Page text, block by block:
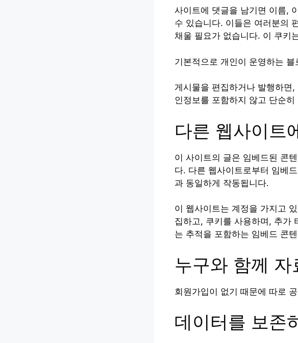
사이트에 댓글을 남기면 이름,
수 있습니다. 이들은 여러분의
채울 필요가 없습니다. 이 쿠키
기본적으로 개인이 운영하는
게시물을 편집하거나 발행하면
인정보를 포함하지 않고 단순
다른 웹사이트
이 사이트의 글은 임베드된 콘
다. 다른 웹사이트로부터 임베
과 동일하게 작동됩니다.
이 웹사이트는 계정을 가지고
집하고, 쿠키를 사용하며, 추가
는 추적을 포함하는 임베드 콘
누구와 함께 자
회원가입이 없기 때문에 따로
데이터를 보존